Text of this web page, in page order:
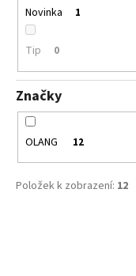
Novinka 1
Tip 0
Značky
OLANG 12
Položek k zobrazení: 12
m
e
CICIBAN
ADAM
440
860